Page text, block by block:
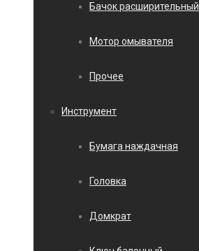
Бачок расширительный
Мотор омывателя
Прочее
Инструмент
Бумага наждачная
Головка
Домкрат